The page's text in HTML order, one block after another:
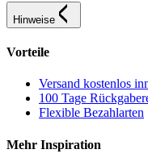
Hinweise
Vorteile
Versand kostenlos
100 Tage
Flexible Bezahlarten
Mehr Inspiration